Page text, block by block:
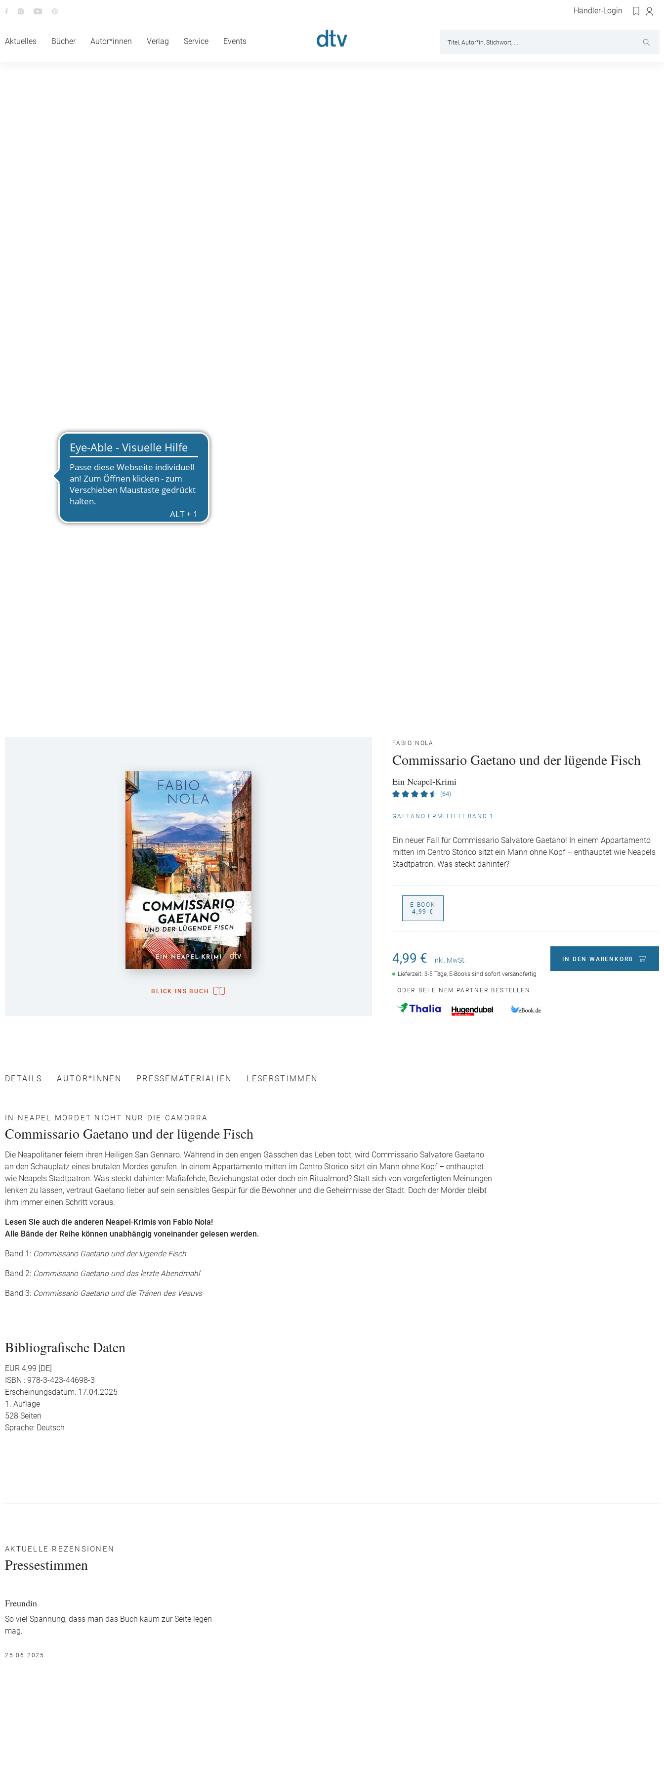
Händler-Login
Aktuelles Bücher Autor*innen Verlag Service Events
BLICK INS BUCH
BAND 1
FABIO NOLA
Commissario Gaetano und der lügende Fisch
Ein Neapel-Krimi
(64)
GAETANO ERMITTELT BAND 1
Ein neuer Fall für Commissario Salvatore Gaetano! In einem Appartamento
mitten im Centro Storico sitzt ein Mann ohne Kopf – enthauptet wie Neapels
Stadtpatron. Was steckt dahinter?
E-BOOK
4,99 €
4,99 € inkl. MwSt.
Lieferzeit: 3-5 Tage, E-Books sind sofort versandfertig
IN DEN WARENKORB
ODER BEI EINEM PARTNER BESTELLEN
DETAILS AUTOR*INNEN PRESSEMATERIALIEN LESERSTIMMEN
IN NEAPEL MORDET NICHT NUR DIE CAMORRA
Commissario Gaetano und der lügende Fisch
Die Neapolitaner feiern ihren Heiligen San Gennaro. Während in den engen Gässchen das Leben tobt, wird Commissario Salvatore Gaetano
an den Schauplatz eines brutalen Mordes gerufen. In einem Appartamento mitten im Centro Storico sitzt ein Mann ohne Kopf – enthauptet
wie Neapels Stadtpatron. Was steckt dahinter: Mafiafehde, Beziehungstat oder doch ein Ritualmord? Statt sich von vorgefertigten Meinungen
lenken zu lassen, vertraut Gaetano lieber auf sein sensibles Gespür für die Bewohner und die Geheimnisse der Stadt. Doch der Mörder bleibt
ihm immer einen Schritt voraus.
Lesen Sie auch die anderen Neapel-Krimis von Fabio Nola!
Alle Bände der Reihe können unabhängig voneinander gelesen werden.
Band 1: Commissario Gaetano und der lügende Fisch
Band 2: Commissario Gaetano und das letzte Abendmahl
Band 3: Commissario Gaetano und die Tränen des Vesuvs
Bibliografische Daten
EUR 4,99 [DE]
ISBN : 978-3-423-44698-3
Erscheinungsdatum: 17.04.2025
1. Auflage
528 Seiten
Sprache: Deutsch
AKTUELLE REZENSIONEN
Pressestimmen
Freundin
So viel Spannung, dass man das Buch kaum zur Seite legen
mag.
25.06.2025